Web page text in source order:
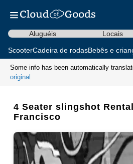
Aluguéis Locais
ScooterCadeira de rodasBebês e
Some info has been automatically
original
4 Seater slingshot
Francisco